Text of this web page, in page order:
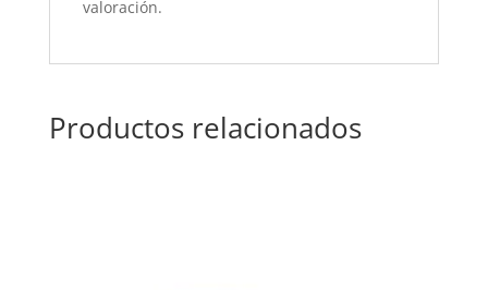
valoración.
Productos relacionados